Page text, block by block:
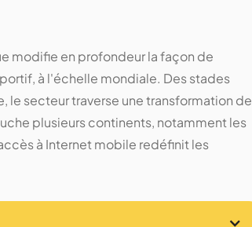
modifie en profondeur la façon de
à l'échelle mondiale. Des stades
secteur traverse une transformation de
plusieurs continents, notamment les
à Internet mobile redéfinit les